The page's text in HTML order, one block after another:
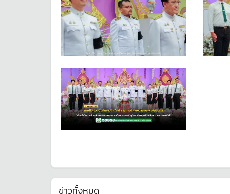
ข่าวทั้งหมด